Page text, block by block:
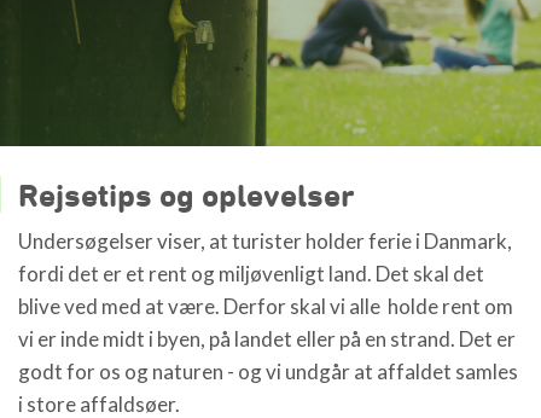
GREEN CAMPING
Rejsetips og oplevelser
Undersøgelser viser, at turister holder ferie i Danmark,
fordi det er et rent og miljøvenligt land. Det skal det
blive ved med at være. Derfor skal vi alle holde rent om
vi er inde midt i byen, på landet eller på en strand. Det er
godt for os og naturen - og vi undgår at affaldet samles
i store affaldsøer.